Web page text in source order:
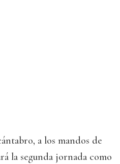
a los mandos de
la segunda jornada como